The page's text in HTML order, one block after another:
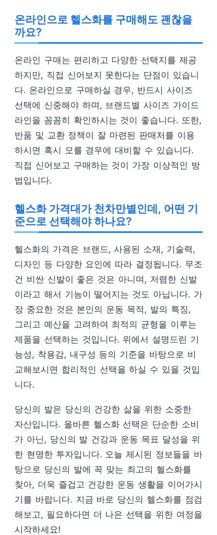
온라인으로 헬스화를 구매해도 괜찮을
까요?
온라인 구매는 편리하고 다양한 선택지를 제공
하지만, 직접 신어보지 못한다는 단점이 있습니
다. 온라인으로 구매하실 경우, 반드시 사이즈
선택에 신중해야 하며, 브랜드별 사이즈 가이드
라인을 꼼꼼히 확인하시는 것이 좋습니다. 또한,
반품 및 교환 정책이 잘 마련된 판매처를 이용
하시면 혹시 모를 경우에 대비할 수 있습니다.
직접 신어보고 구매하는 것이 가장 이상적인 방
법입니다.
헬스화 가격대가 천차만별인데, 어떤 기
준으로 선택해야 하나요?
헬스화의 가격은 브랜드, 사용된 소재, 기술력,
디자인 등 다양한 요인에 따라 결정됩니다. 무조
건 비싼 신발이 좋은 것은 아니며, 저렴한 신발
이라고 해서 기능이 떨어지는 것도 아닙니다. 가
장 중요한 것은 본인의 운동 목적, 발의 특징,
그리고 예산을 고려하여 최적의 균형을 이루는
제품을 선택하는 것입니다. 위에서 설명드린 기
능성, 착용감, 내구성 등의 기준을 바탕으로 비
교해보시면 합리적인 선택을 하실 수 있을 것입
니다.
당신의 발은 당신의 건강한 삶을 위한 소중한
자산입니다. 올바른 헬스화 선택은 단순한 소비
가 아닌, 당신의 발 건강과 운동 목표 달성을 위
한 현명한 투자입니다. 오늘 제시된 정보들을 바
탕으로 당신의 발에 꼭 맞는 최고의 헬스화를
찾아, 더욱 즐겁고 건강한 운동 생활을 이어가시
기를 바랍니다. 지금 바로 당신의 헬스화를 점검
해보고, 필요하다면 더 나은 선택을 위한 여정을
시작하세요!